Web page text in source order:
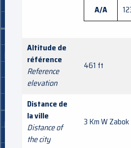
A/A
Altitude de
référence
Reference
elevation
461 ft
Distance de
la ville
Distance of
the city
3 Km W Zabok